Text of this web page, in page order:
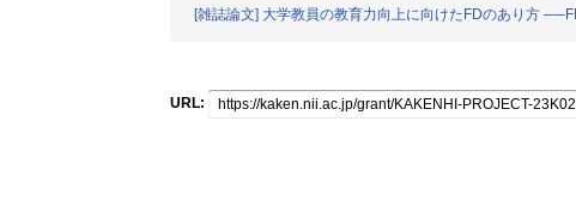
[雑誌論文] 大学教員の教育力向上に向けたFDのあり方
URL: